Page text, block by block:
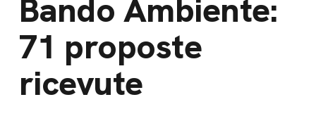
Bando Ambiente:
71 proposte
ricevute
Lavora con noi
Bilancio di
missione
dal Sud
Campagne